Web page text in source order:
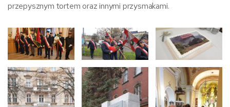
przepysznym tortem oraz innymi przysmakami.